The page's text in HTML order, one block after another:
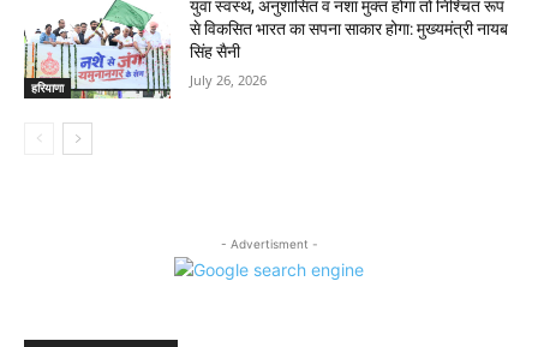
हरियाणा
युवा स्वस्थ, अनुशासित व नशा मुक्त होगा तो निश्चित रूप
से विकसित भारत का सपना साकार होगा: मुख्यमंत्री नायब
सिंह सैनी
July 26, 2026
- Advertisment -